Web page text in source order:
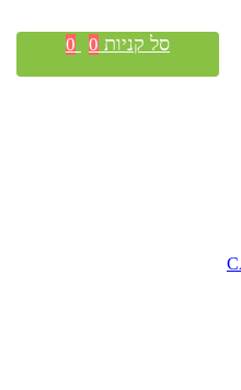
סל קניות 0
0